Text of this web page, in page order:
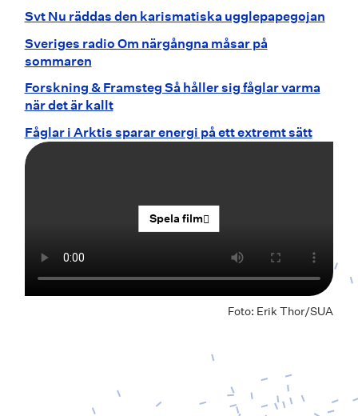
Svt Nu räddas den karismatiska ugglepapegojan
Sveriges radio Om närgångna måsar på
sommaren
Forskning & Framsteg Så håller sig fåglar varma
när det är kallt
Fåglar i Arktis sparar energi på ett extremt sätt
Spela film
Foto: Erik Thor/SUA